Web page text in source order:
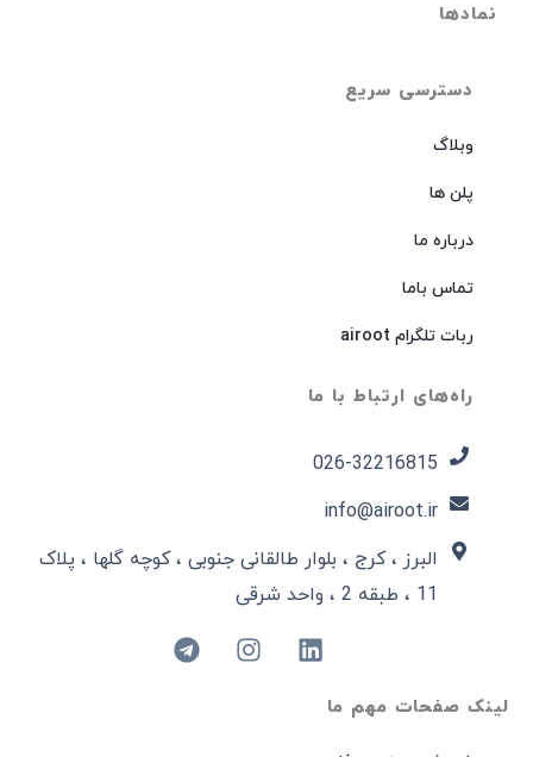
لینک صفحات مهم ما
دسترسی سریع
وبلاگ
پلن ها
درباره ما
تماس باما
ربات تلگرام airoot
راه‌های ارتباط با ما
026-32216815​
info@airoot.ir
البرز ، کرج ، بلوار طالقانی جنوبی ، کوچه گلها ، پلاک
11 ، طبقه 2 ، واحد شرقی
نمادها